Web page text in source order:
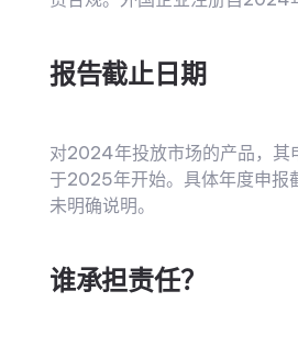
报告截止日期
对2024年投放市场的产品，其
于2025年开始。具体年度申报
未明确说明。
谁承担责任？